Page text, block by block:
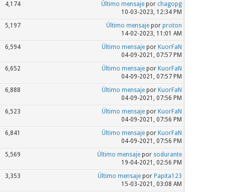
4,174 Último mensajepor chagopg
10-03-2023, 12:34 PM
5,197 Último mensajepor proton
14-02-2023, 11:01 AM
6,594 Último mensajepor KuorFaN
04-09-2021, 07:57 PM
6,652 Último mensajepor KuorFaN
04-09-2021, 07:57 PM
6,888 Último mensajepor KuorFaN
04-09-2021, 07:56 PM
6,523 Último mensajepor KuorFaN
04-09-2021, 07:56 PM
6,841 Último mensajepor KuorFaN
04-09-2021, 07:56 PM
5,569 Último mensajepor sodurante
19-04-2021, 02:56 PM
3,353 Último mensajepor Papita123
15-03-2021, 03:08 AM